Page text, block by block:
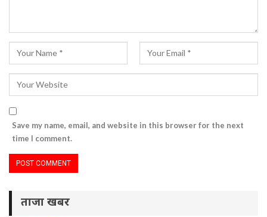
Save my name, email, and website in this browser for the next
time I comment.
ताजा खबर